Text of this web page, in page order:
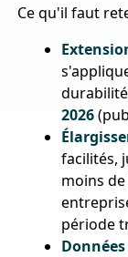
Ce qu'il faut
2026
facilités,
moins
période